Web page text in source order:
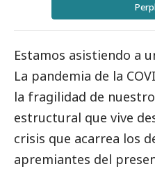
Estamos asistiendo a
La pandemia de la
la fragilidad de
estructural que vive
crisis que acarrea los
apremiantes del